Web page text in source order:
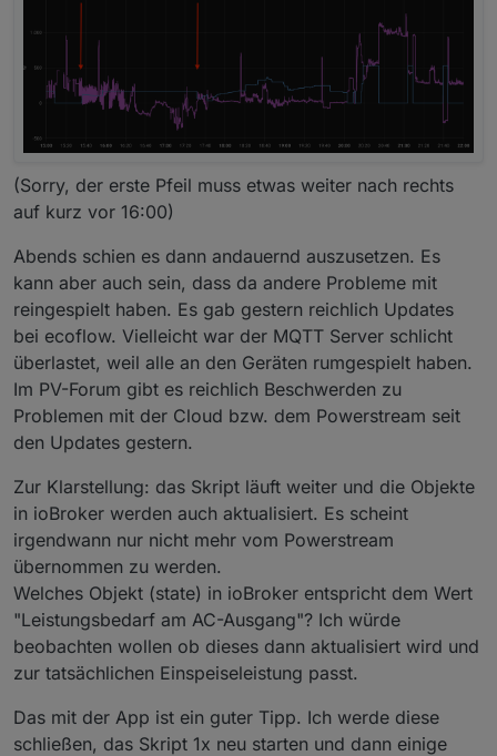
(Sorry, der erste Pfeil muss etwas weiter nach rechts
auf kurz vor 16:00)
Abends schien es dann andauernd auszusetzen. Es
kann aber auch sein, dass da andere Probleme mit
reingespielt haben. Es gab gestern reichlich Updates
bei ecoflow. Vielleicht war der MQTT Server schlicht
überlastet, weil alle an den Geräten rumgespielt haben.
Im PV-Forum gibt es reichlich Beschwerden zu
Problemen mit der Cloud bzw. dem Powerstream seit
den Updates gestern.
Zur Klarstellung: das Skript läuft weiter und die Objekte
in ioBroker werden auch aktualisiert. Es scheint
irgendwann nur nicht mehr vom Powerstream
übernommen zu werden.
Welches Objekt (state) in ioBroker entspricht dem Wert
"Leistungsbedarf am AC-Ausgang"? Ich würde
beobachten wollen ob dieses dann aktualisiert wird und
zur tatsächlichen Einspeiseleistung passt.
Das mit der App ist ein guter Tipp. Ich werde diese
schließen, das Skript 1x neu starten und dann einige